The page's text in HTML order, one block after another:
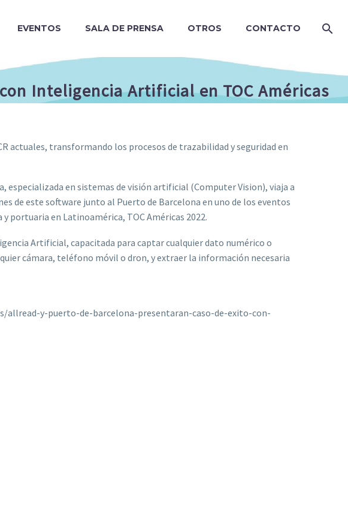
EVENTOS SALA DE PRENSA OTROS CONTACTO
Inteligencia Artificial en TOC Américas
actuales, transformando los procesos de trazabilidad y seguridad en
especializada en sistemas de visión artificial (Computer Vision), viaja a
de este software junto al Puerto de Barcelona en uno de los eventos
portuaria en Latinoamérica, TOC Américas 2022.
Artificial, capacitada para captar cualquier dato numérico o
cámara, teléfono móvil o dron, y extraer la información necesaria
y-puerto-de-barcelona-presentaran-caso-de-exito-con-